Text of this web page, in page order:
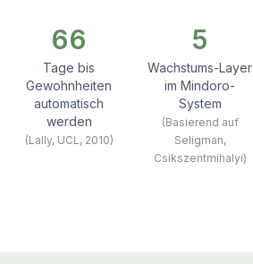
66
Tage bis
Gewohnheiten
automatisch
werden
(Lally, UCL, 2010)
5
Wachstums-Layer
im Mindoro-
System
(Basierend auf
Seligman,
Csikszentmihalyi)